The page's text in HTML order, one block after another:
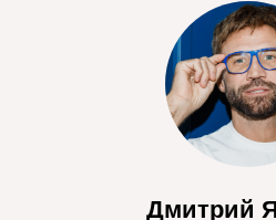
Дмитрий